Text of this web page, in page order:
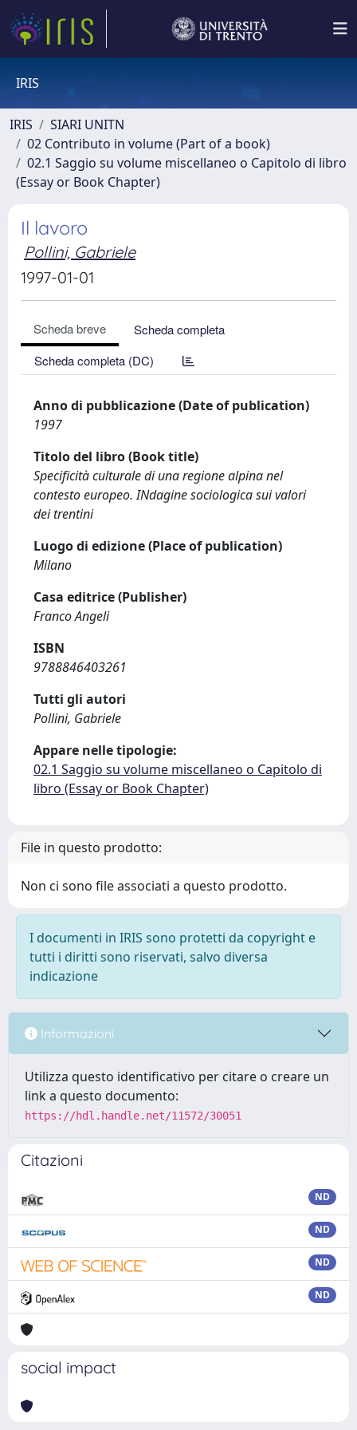
IRIS
IRIS
SIARI UNITN
02 Contributo in volume (Part of a book)
02.1 Saggio su volume miscellaneo o Capitolo di libro
(Essay or Book Chapter)
Il lavoro
Pollini, Gabriele
1997-01-01
Scheda breve
Scheda completa
Scheda completa (DC)
Anno di pubblicazione (Date of publication)
1997
Titolo del libro (Book title)
Specificità culturale di una regione alpina nel
contesto europeo. INdagine sociologica sui valori
dei trentini
Luogo di edizione (Place of publication)
Milano
Casa editrice (Publisher)
Franco Angeli
ISBN
9788846403261
Tutti gli autori
Pollini, Gabriele
Appare nelle tipologie:
02.1 Saggio su volume miscellaneo o Capitolo di
libro (Essay or Book Chapter)
File in questo prodotto:
Non ci sono file associati a questo prodotto.
I documenti in IRIS sono protetti da copyright e
tutti i diritti sono riservati, salvo diversa
indicazione
Informazioni
Utilizza questo identificativo per citare o creare un
link a questo documento:
https://hdl.handle.net/11572/30051
Citazioni
ND
ND
ND
ND
social impact